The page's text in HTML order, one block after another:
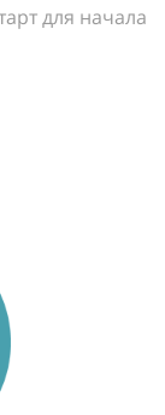
для начала